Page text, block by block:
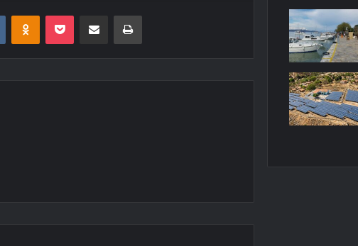
VKontakteOdnoklassniki
Pocket E-Posta ile paylaş Yazdır